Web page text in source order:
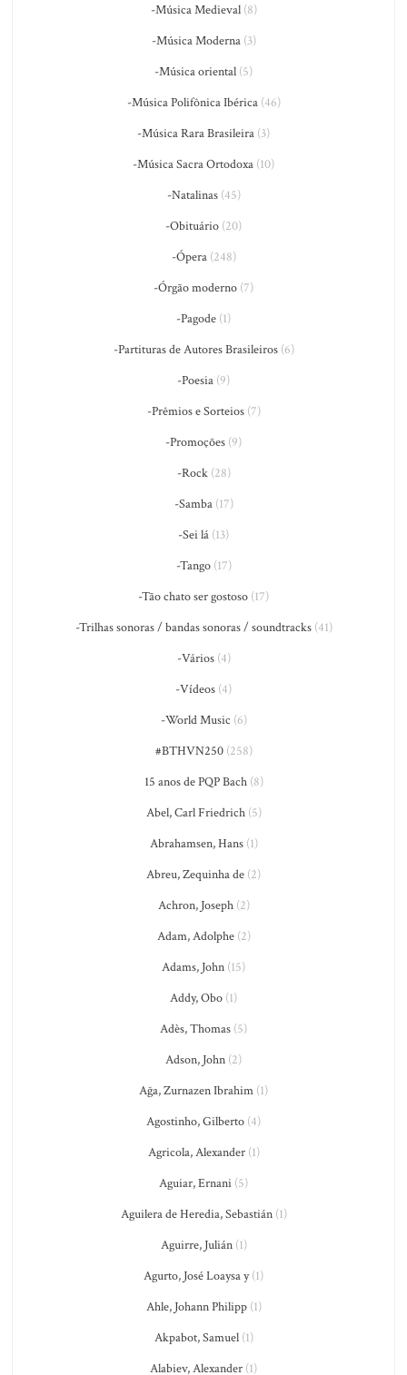
-Música Medieval(8)
-Música Moderna(3)
-Música oriental (5)
-Música Polifônica Ibérica(46)
-Música Rara Brasileira (3)
-Música Sacra Ortodoxa (10)
-Natalinas(45)
-Obituário (20)
-Ópera(248)
-Órgão moderno (7)
-Pagode (1)
-Partituras de Autores Brasileiros(6)
-Poesia (9)
-Prêmios e Sorteios(7)
-Promoções (9)
-Rock(28)
-Samba(17)
-Sei lá (13)
-Tango(17)
-Tão chato ser gostoso (17)
-Trilhas sonoras / bandas sonoras / soundtracks(41)
-Vários(4)
-Vídeos (4)
-World Music (6)
#BTHVN250(258)
15 anos de PQP Bach(8)
Abel, Carl Friedrich(5)
Abrahamsen, Hans(1)
Abreu, Zequinha de (2)
Achron, Joseph(2)
Adam, Adolphe(2)
Adams, John (15)
Addy, Obo (1)
Adès, Thomas (5)
Adson, John (2)
Ağa, Zurnazen Ibrahim (1)
Agostinho, Gilberto (4)
Agricola, Alexander(1)
Aguiar, Ernani (5)
Aguilera de Heredia, Sebastián(1)
Aguirre, Julián(1)
Agurto, José Loaysa y(1)
Ahle, Johann Philipp(1)
Akpabot, Samuel(1)
Alabiev, Alexander (1)